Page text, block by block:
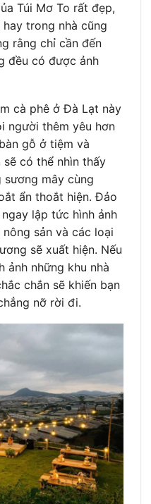
Túi Mơ To rất đẹp,
trong nhà cũng
rằng chỉ cần đến
đều có được ảnh
cà phê ở Đà Lạt này
người thêm yêu hơn
gỗ ở tiệm và
có thể nhìn thấy
sương mây cùng
ẩn thoắt hiện. Đảo
lập tức hình ảnh
sản và các loại
sẽ xuất hiện. Nếu
ảnh những khu nhà
chắn sẽ khiến bạn
nỡ rời đi.